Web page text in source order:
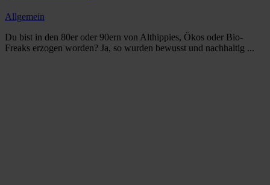
Allgemein
Du bist in den 80er oder 90ern von Althippies, Ökos oder Bio-
Freaks erzogen worden? Ja, so wurden bewusst und nachhaltig ...